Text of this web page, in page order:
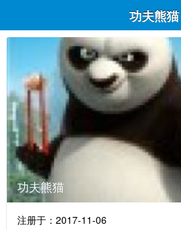
功夫熊猫
功夫熊猫
注册于：2017-11-06